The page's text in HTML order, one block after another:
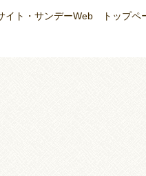
イト・サンデーWeb トップペ